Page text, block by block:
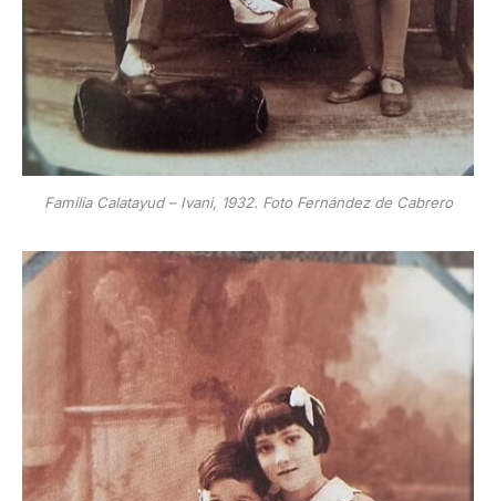
Familia Calatayud – Ivani, 1932. Foto Fernández de Cabrero